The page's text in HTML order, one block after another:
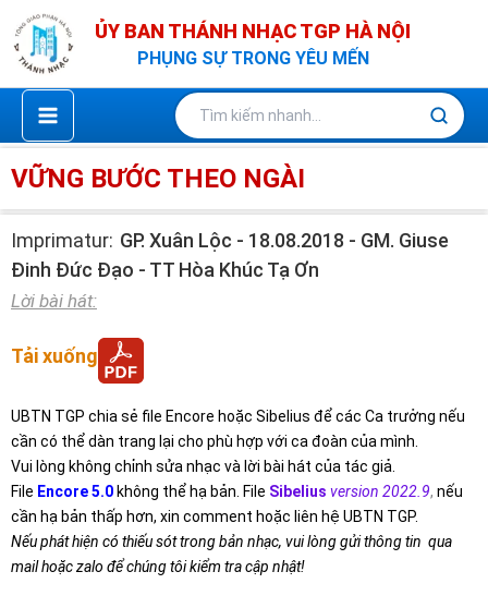
Nhảy
tới
nội
dung
ỦY BAN THÁNH NHẠC TGP HÀ NỘI
PHỤNG SỰ TRONG YÊU MẾN
VỮNG BƯỚC THEO NGÀI
Imprimatur: GP. Xuân Lộc - 18.08.2018 - GM. Giuse
Đinh Đức Đạo - TT Hòa Khúc Tạ Ơn
Lời bài hát:
Tải xuống
UBTN TGP chia sẻ file Encore hoặc Sibelius để các Ca trưởng nếu
cần có thể dàn trang lại cho phù hợp với ca đoàn của mình.
Vui lòng không chỉnh sửa nhạc và lời bài hát của tác giả.
File Encore 5.0 không thể hạ bản. File Sibelius version 2022.9, nếu
cần hạ bản thấp hơn, xin comment hoặc liên hệ UBTN TGP.
Nếu phát hiện có thiếu sót trong bản nhạc, vui lòng gửi thông tin qua
mail hoặc zalo để chúng tôi kiểm tra cập nhật!